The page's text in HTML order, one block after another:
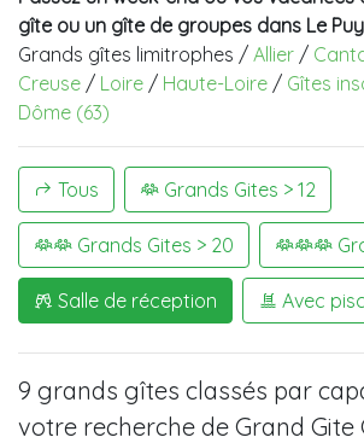
gîte ou un gîte de groupes dans Le
Grands gîtes limitrophes / Allier /
Creuse / Loire / Haute-Loire / Gîtes
Dôme (63)
Tous Grands Gites > 12
Grands Gites > 20
Salle de réception Avec
9 grands gîtes classés par
votre recherche de Grand Gite